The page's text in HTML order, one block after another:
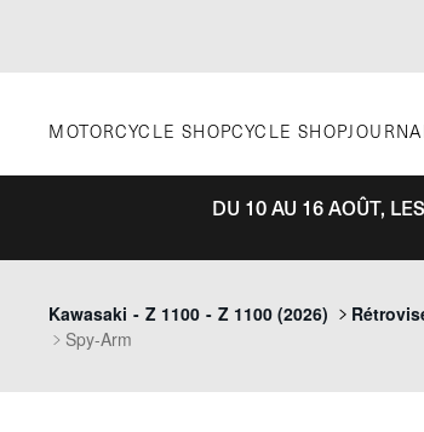
MOTORCYCLE SHOPCYCLE SHOP
DU 10 AU 16 AOÛT,
Kawasaki - Z 1100 - Z 1100 (2026)
Spy-Arm